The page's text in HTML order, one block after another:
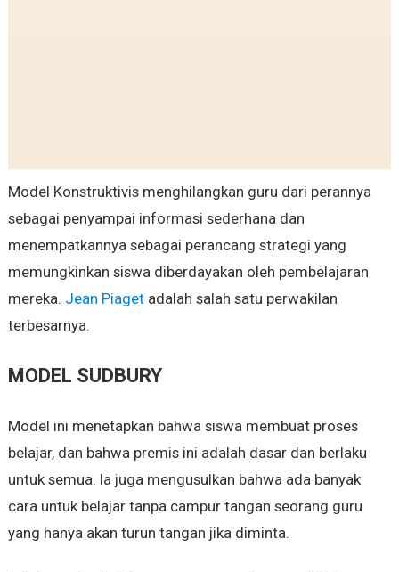
Model Konstruktivis menghilangkan guru dari perannya
sebagai penyampai informasi sederhana dan
menempatkannya sebagai perancang strategi yang
memungkinkan siswa diberdayakan oleh pembelajaran
mereka. Jean Piagetadalah salah satu perwakilan
terbesarnya.
MODEL SUDBURY
Model ini menetapkan bahwa siswa membuat proses
belajar, dan bahwa premis ini adalah dasar dan berlaku
untuk semua. Ia juga mengusulkan bahwa ada banyak
cara untuk belajar tanpa campur tangan seorang guru
yang hanya akan turun tangan jika diminta.